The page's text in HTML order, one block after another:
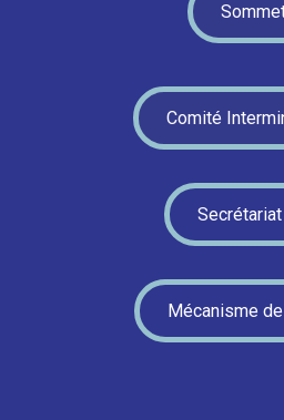
Comité
Mécanisme